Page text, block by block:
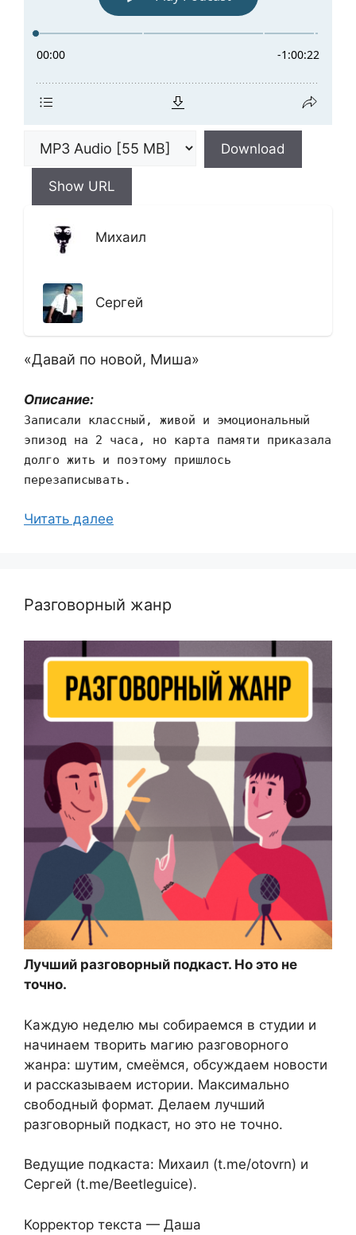
Download
Show URL
Михаил
Сергей
«Давай по новой, Миша»
Описание:
Записали классный, живой и эмоциональный
эпизод на 2 часа, но карта памяти приказала
долго жить и поэтому пришлось
перезаписывать.
Читать далее
Разговорный жанр
Лучший разговорный подкаст. Но это не
точно.
Каждую неделю мы собираемся в студии и
начинаем творить магию разговорного
жанра: шутим, смеёмся, обсуждаем новости
и рассказываем истории. Максимально
свободный формат. Делаем лучший
разговорный подкаст, но это не точно.
Ведущие подкаста: Михаил (t.me/otovrn) и
Сергей (t.me/Beetleguice).
Корректор текста — Даша